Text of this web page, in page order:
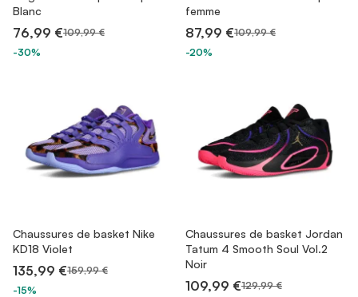
Blanc
76,99 €109,99 €
-30%
femme
87,99 €109,99 €
-20%
Chaussures de basket Nike
KD18 Violet
135,99 €159,99 €
-15%
Chaussures de basket Jordan
Tatum 4 Smooth Soul Vol.2
Noir
109,99 €129,99 €